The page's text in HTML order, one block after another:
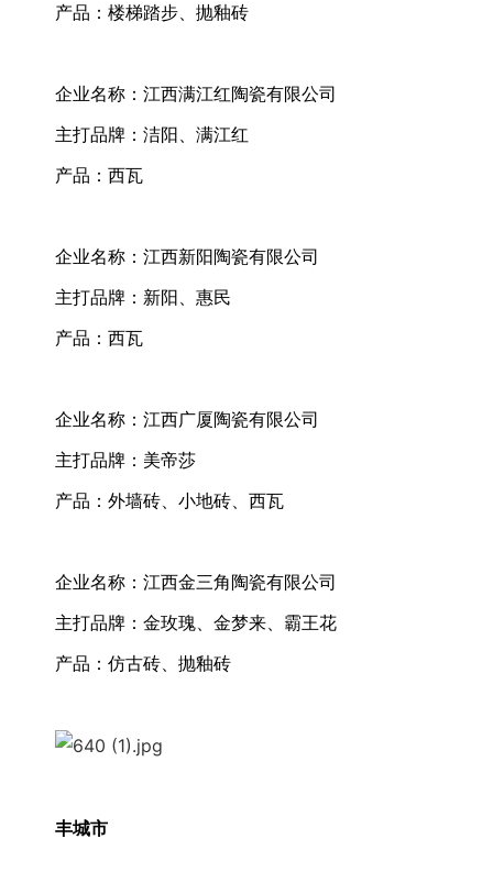
产品：楼梯踏步、抛釉砖
企业名称：江西满江红陶瓷有限公司
主打品牌：洁阳、满江红
产品：西瓦
企业名称：江西新阳陶瓷有限公司
主打品牌：新阳、惠民
产品：西瓦
企业名称：江西广厦陶瓷有限公司
主打品牌：美帝莎
产品：外墙砖、小地砖、西瓦
企业名称：江西金三角陶瓷有限公司
主打品牌：金玫瑰、金梦来、霸王花
产品：仿古砖、抛釉砖
丰城市